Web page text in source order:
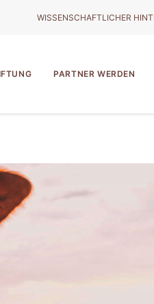
WISSENSCHAFTLICHER
PARTNER WERDEN